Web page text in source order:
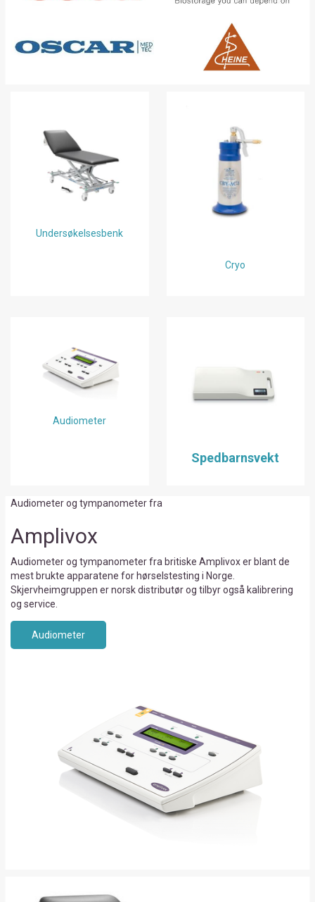
Undersøkelsesbenk
Cryo
Audiometer
Spedbarnsvekt
Audiometer og tympanometer fra
Amplivox
Audiometer og tympanometer fra britiske Amplivox er blant de
mest brukte apparatene for hørselstesting i Norge.
Skjervheimgruppen er norsk distributør og tilbyr også kalibrering
og service.
Audiometer